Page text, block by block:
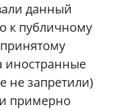
данный
к публичному
иностранные
не запретили)
примерно